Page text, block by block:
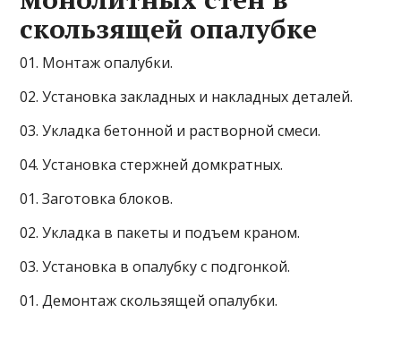
скользящей опалубке
01. Монтаж опалубки.
02. Установка закладных и накладных деталей.
03. Укладка бетонной и растворной смеси.
04. Установка стержней домкратных.
01. Заготовка блоков.
02. Укладка в пакеты и подъем краном.
03. Установка в опалубку с подгонкой.
01. Демонтаж скользящей опалубки.